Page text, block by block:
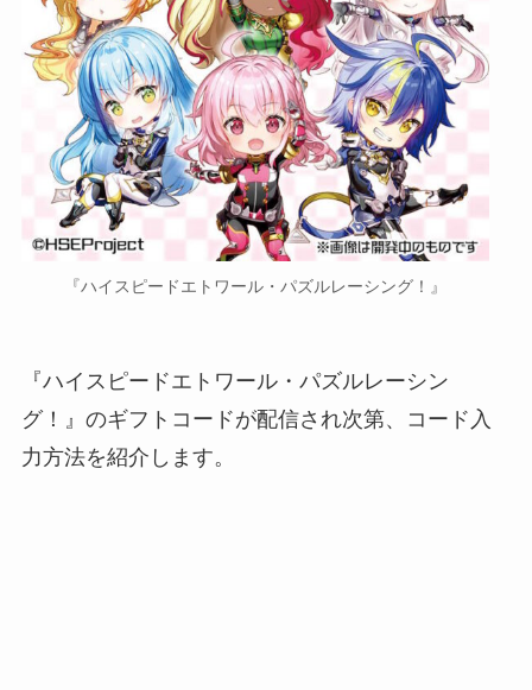
『ハイスピードエトワール・パズルレーシング！』
『ハイスピードエトワール・パズルレーシン
グ！』のギフトコードが配信され次第、コード入
力方法を紹介します。